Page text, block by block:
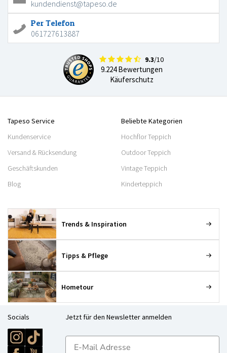
kundendienst@tapeso.de
Per Telefon
061727613887
9.3/10
9.224 Bewertungen
Käuferschutz
Tapeso Service
Kundenservice
Versand & Rücksendung
Geschäftskunden
Blog
Beliebte Kategorien
Hochflor Teppich
Outdoor Teppich
Vintage Teppich
Kinderteppich
Trends & Inspiration
Tipps & Pflege
Hometour
Socials Jetzt für den Newsletter anmelden
E-mailadres